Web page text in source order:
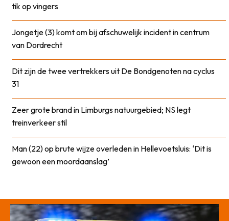
tik op vingers
Jongetje (3) komt om bij afschuwelijk incident in centrum
van Dordrecht
Dit zijn de twee vertrekkers uit De Bondgenoten na cyclus
31
Zeer grote brand in Limburgs natuurgebied; NS legt
treinverkeer stil
Man (22) op brute wijze overleden in Hellevoetsluis: ‘Dit is
gewoon een moordaanslag’